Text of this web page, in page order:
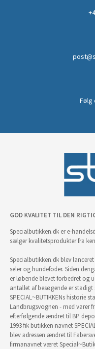
Følg
GOD KVALITET TIL DEN
Specialbutikken.dk er e-
sælger kvalitetsprodukter fra
Specialbutikken.dk blev
seler og hundefoder. Siden
er løbende blevet forbedret og
antallet af besøgende er
SPECIAL~BUTIKKENs historie
Landbrugsvognen - med varer
efterfølgende ændret til BP
1993 fik butikken navnet
blev adressen ændret til
firmanavnet været